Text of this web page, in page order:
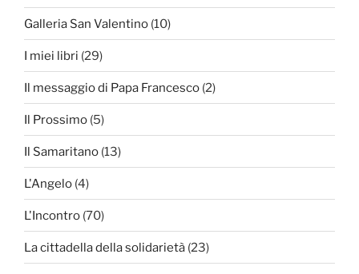
Galleria San Valentino (10)
I miei libri (29)
Il messaggio di Papa Francesco (2)
Il Prossimo (5)
Il Samaritano (13)
L'Angelo (4)
L'Incontro (70)
La cittadella della solidarietà (23)